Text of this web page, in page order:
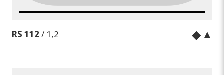
RS 112 / 1,2 ◆ ▲